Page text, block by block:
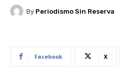
By Periodismo Sin Reserva
Facebook X